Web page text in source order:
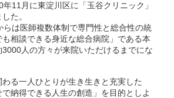
11月に東淀川区に「玉谷クリニック」
た。
らは医師複数体制で専門性と総合性の統
相談できる身近な総合病院」である本
人の方々が来院いただけるまでにな
る一人ひとりが生き生きと充実した
納得できる人生の創造」を目的としよ